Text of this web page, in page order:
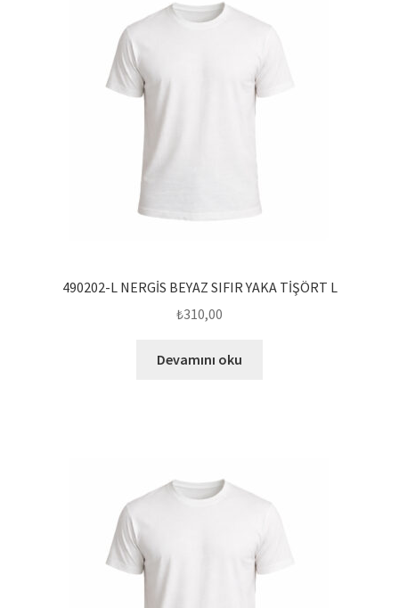
490202-L NERGİS BEYAZ SIFIR YAKA TİŞÖRT L
₺310,00
Devamını oku